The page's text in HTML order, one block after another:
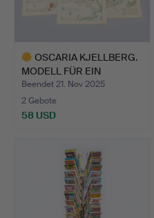
OSCARIA KJELLBERG.
MODELL FÜR EIN
KINDERBU…
Beendet 21. Nov 2025
2 Gebote
58 USD